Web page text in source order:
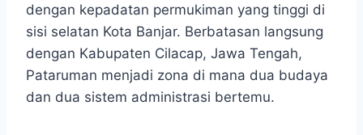
dengan kepadatan permukiman yang tinggi di
sisi selatan Kota Banjar. Berbatasan langsung
dengan Kabupaten Cilacap, Jawa Tengah,
Pataruman menjadi zona di mana dua budaya
dan dua sistem administrasi bertemu.